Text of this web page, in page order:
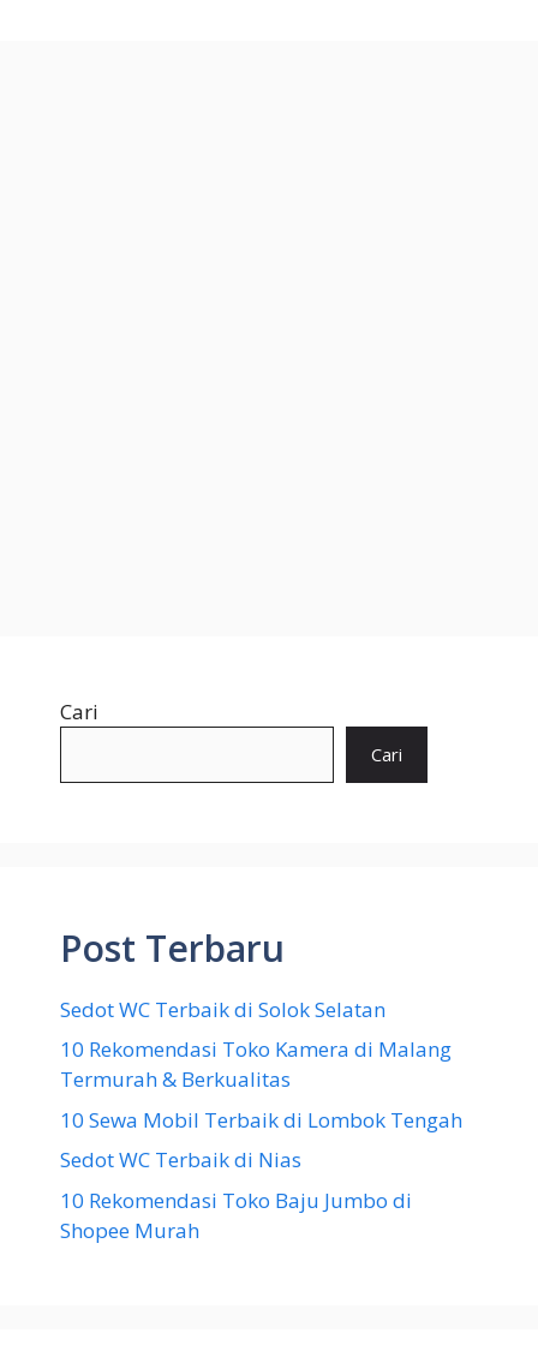
Cari
Cari
Post Terbaru
Sedot WC Terbaik di Solok Selatan
10 Rekomendasi Toko Kamera di Malang
Termurah & Berkualitas
10 Sewa Mobil Terbaik di Lombok Tengah
Sedot WC Terbaik di Nias
10 Rekomendasi Toko Baju Jumbo di
Shopee Murah